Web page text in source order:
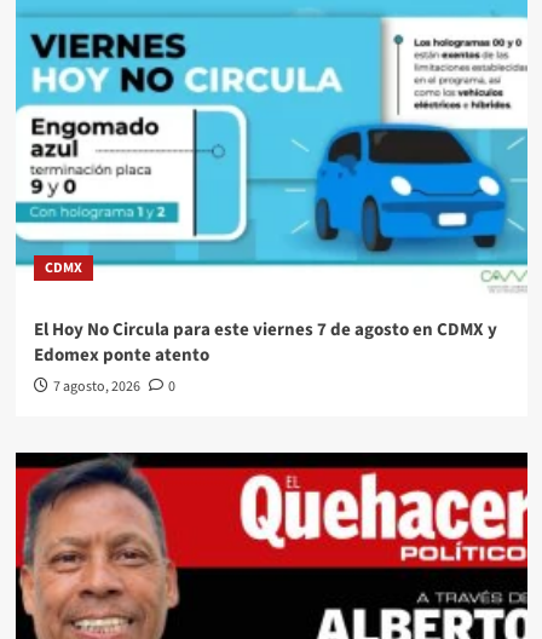
CDMX
El Hoy No Circula para este viernes 7 de agosto en CDMX y
Edomex ponte atento
7 agosto, 2026 0